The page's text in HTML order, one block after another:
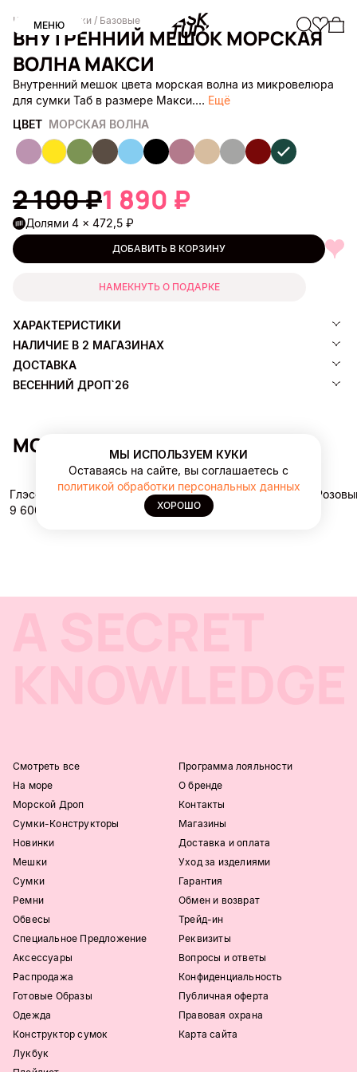
МЕНЮ
Каталог / Мешки / Базовые
ВНУТРЕННИЙ МЕШОК МОРСКАЯ
ВОЛНА МАКСИ
Внутренний мешок цвета морская волна из микровелюра
для сумки Таб в размере Макси.… Ещё
ЦВЕТ МОРСКАЯ ВОЛНА
2 100 ₽1 890 ₽
Долями 4 × 472,5 ₽
ДОБАВИТЬ В КОРЗИНУ
НАМЕКНУТЬ О ПОДАРКЕ
ХАРАКТЕРИСТИКИ
НАЛИЧИЕ В 2 МАГАЗИНАХ
ДОСТАВКА
ВЕСЕННИЙ ДРОП`26
МОЖЕТ ПОНРАВИТЬСЯ
Глэсси Таг Таб Медиум
9 600 ₽
Ремень
МЫ ИСПОЛЬЗУЕМ КУКИ
Оставаясь на сайте, вы соглашаетесь с
политикой обработки персональных данных
ХОРОШО
Смотреть все
На море
Морской Дроп
Сумки-Конструкторы
Новинки
Мешки
Сумки
Ремни
Обвесы
Специальное Предложение
Аксессуары
Распродажа
Готовые Образы
Одежда
Конструктор сумок
Лукбук
Программа лояльности
О бренде
Контакты
Магазины
Доставка и оплата
Уход за изделиями
Гарантия
Обмен и возврат
Трейд-ин
Реквизиты
Вопросы и ответы
Конфиденциальность
Публичная оферта
Правовая охрана
Карта сайта